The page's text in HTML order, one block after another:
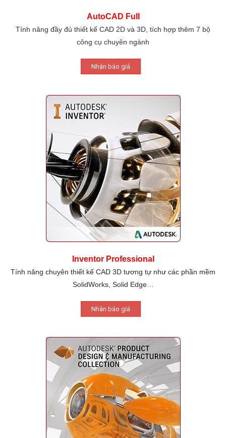
AutoCAD Full
Tính năng đầy đủ thiết kế CAD 2D và 3D, tích hợp thêm 7 bộ
công cụ chuyên ngành
Nhận báo giá
Inventor Professional
Tính năng chuyên thiết kế CAD 3D tương tự như các phần mềm
SolidWorks, Solid Edge…
Nhận báo giá